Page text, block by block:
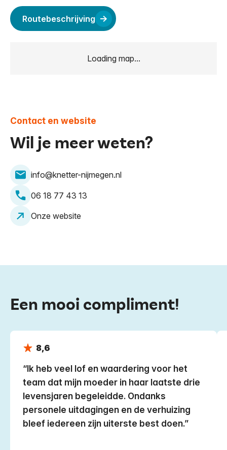
Routebeschrijving
Loading map...
Contact en website
Wil je meer weten?
info@knetter-nijmegen.nl
06 18 77 43 13
Onze website
Een mooi compliment!
8,6
Ik heb veel lof en waardering voor het
team dat mijn moeder in haar laatste drie
levensjaren begeleidde. Ondanks
personele uitdagingen en de verhuizing
bleef iedereen zijn uiterste best doen.